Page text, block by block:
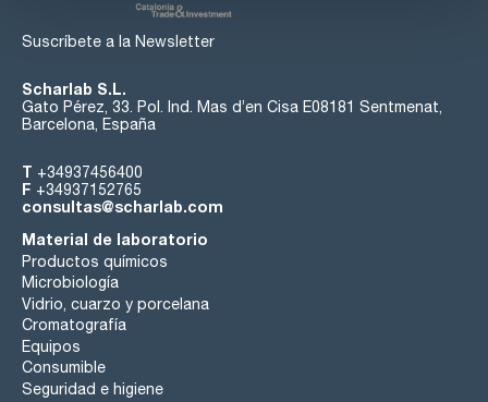
Suscríbete a la Newsletter
Scharlab S.L.
Gato Pérez, 33. Pol. Ind. Mas d’en Cisa E08181 Sentmenat,
Barcelona, España
T +34937456400
F +34937152765
consultas@scharlab.com
Material de laboratorio
Productos químicos
Microbiología
Vidrio, cuarzo y porcelana
Cromatografía
Equipos
Consumible
Seguridad e higiene